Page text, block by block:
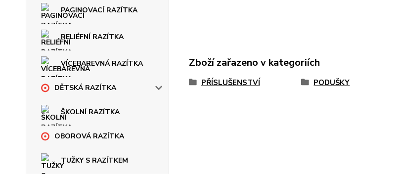
PAGINOVACÍ RAZÍTKA
RELIÉFNÍ RAZÍTKA
VÍCEBAREVNÁ RAZÍTKA
DĚTSKÁ RAZÍTKA
ŠKOLNÍ RAZÍTKA
OBOROVÁ RAZÍTKA
TUŽKY S RAZÍTKEM
Zboží zařazeno v kategoriích
PŘÍSLUŠENSTVÍ PODUŠKY